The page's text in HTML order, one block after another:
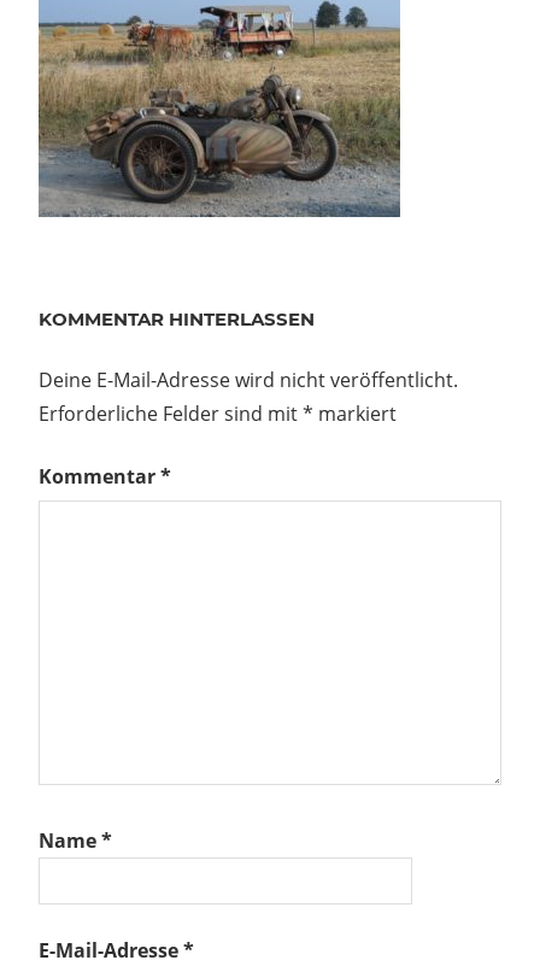
KOMMENTAR HINTERLASSEN
Deine E-Mail-Adresse wird nicht veröffentlicht.
Erforderliche Felder sind mit* markiert
Kommentar*
Name*
E-Mail-Adresse*